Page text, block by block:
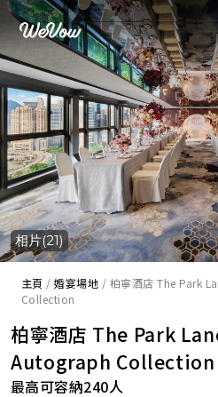
相片(21)
主頁 /婚宴場地 / 柏寧酒店 The Park
Collection
柏寧酒店 The Park
Autograph Collection
最高可容納240人